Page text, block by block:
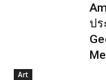
ปร
Art